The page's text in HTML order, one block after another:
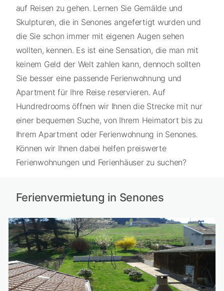
auf Reisen zu gehen. Lernen Sie Gemälde und
Skulpturen, die in Senones angefertigt wurden und
die Sie schon immer mit eigenen Augen sehen
wollten, kennen. Es ist eine Sensation, die man mit
keinem Geld der Welt zahlen kann, dennoch sollten
Sie besser eine passende Ferienwohnung und
Apartment für Ihre Reise reservieren. Auf
Hundredrooms öffnen wir Ihnen die Strecke mit nur
einer bequemen Suche, von Ihrem Heimatort bis zu
Ihrem Apartment oder Ferienwohnung in Senones.
Können wir Ihnen dabei helfen preiswerte
Ferienwohnungen und Ferienhäuser zu suchen?
Ferienvermietung in Senones